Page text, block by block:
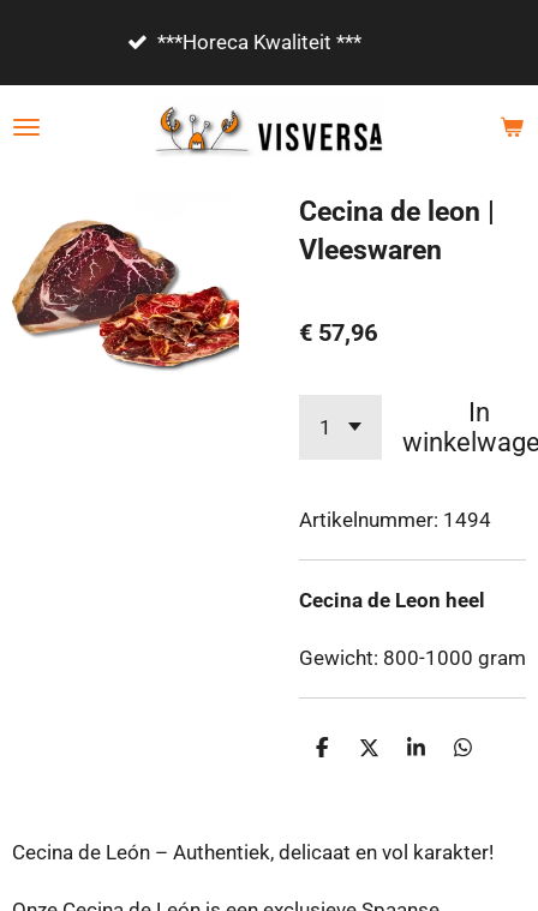
de
Vanaf €85,- gratis bezorgd!
Cecina de leon |
Vleeswaren
€ 57,96
In
Artikelnummer: 1494
Cecina de Leon heel
Gewicht: 800-1000 gram
D
n
D
S
e
D
n
Cecina de León – Authentiek, delicaat en vol karakter!